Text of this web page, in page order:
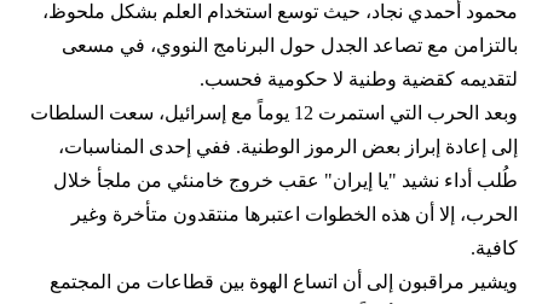
محمود أحمدي‌ نجاد، حيث توسع استخدام العلم بشكل ملحوظ،
بالتزامن مع تصاعد الجدل حول البرنامج النووي، في مسعى
لتقديمه كقضية وطنية لا حكومية فحسب.
وبعد الحرب التي استمرت 12 يوماً مع إسرائيل، سعت السلطات
إلى إعادة إبراز بعض الرموز الوطنية. ففي إحدى المناسبات،
طُلب أداء نشيد "يا إيران" عقب خروج خامنئي من ملجأ خلال
الحرب، إلا أن هذه الخطوات اعتبرها منتقدون متأخرة وغير
كافية.
ويشير مراقبون إلى أن اتساع الهوة بين قطاعات من المجتمع